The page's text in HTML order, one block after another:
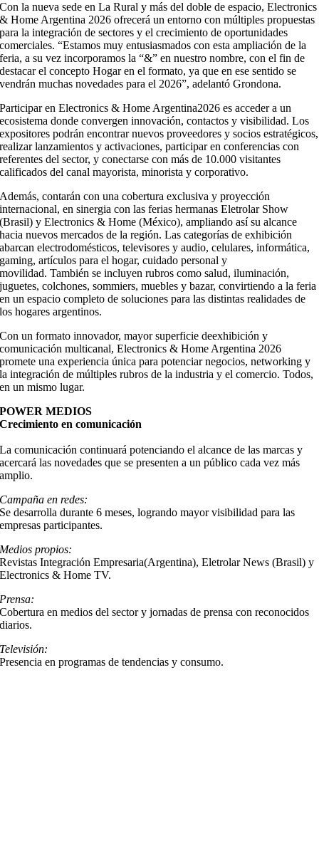
Con la nueva sede en La Rural y más del doble de espacio, Electronics
& Home Argentina 2026 ofrecerá un entorno con múltiples propuestas
para la integración de sectores y el crecimiento de oportunidades
comerciales. “Estamos muy entusiasmados con esta ampliación de la
feria, a su vez incorporamos la “&” en nuestro nombre, con el fin de
destacar el concepto Hogar en el formato, ya que en ese sentido se
vendrán muchas novedades para el 2026”, adelantó Grondona.
Participar en Electronics & Home Argentina2026 es acceder a un
ecosistema donde convergen innovación, contactos y visibilidad. Los
expositores podrán encontrar nuevos proveedores y socios estratégicos,
realizar lanzamientos y activaciones, participar en conferencias con
referentes del sector, y conectarse con más de 10.000 visitantes
calificados del canal mayorista, minorista y corporativo.
Además, contarán con una cobertura exclusiva y proyección
internacional, en sinergia con las ferias hermanas Eletrolar Show
(Brasil) y Electronics & Home (México), ampliando así su alcance
hacia nuevos mercados de la región. Las categorías de exhibición
abarcan electrodomésticos, televisores y audio, celulares, informática,
gaming, artículos para el hogar, cuidado personal y
movilidad. También se incluyen rubros como salud, iluminación,
juguetes, colchones, sommiers, muebles y bazar, convirtiendo a la feria
en un espacio completo de soluciones para las distintas realidades de
los hogares argentinos.
Con un formato innovador, mayor superficie deexhibición y
comunicación multicanal, Electronics & Home Argentina 2026
promete una experiencia única para potenciar negocios, networking y
la integración de múltiples rubros de la industria y el comercio. Todos,
en un mismo lugar.
POWER MEDIOS
Crecimiento en comunicación
La comunicación continuará potenciando el alcance de las marcas y
acercará las novedades que se presenten a un público cada vez más
amplio.
Campaña en redes:
Se desarrolla durante 6 meses, logrando mayor visibilidad para las
empresas participantes.
Medios propios:
Revistas Integración Empresaria(Argentina), Eletrolar News (Brasil) y
Electronics & Home TV.
Prensa:
Cobertura en medios del sector y jornadas de prensa con reconocidos
diarios.
Televisión:
Presencia en programas de tendencias y consumo.